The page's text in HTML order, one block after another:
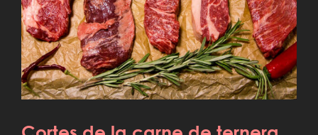
Cortes de la carne de ternera